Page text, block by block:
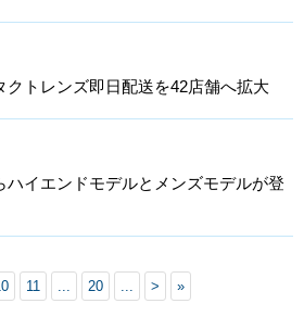
クトレンズ即日配送を42店舗へ拡大
ハイエンドモデルとメンズモデルが登
11 ... 20 ... > »